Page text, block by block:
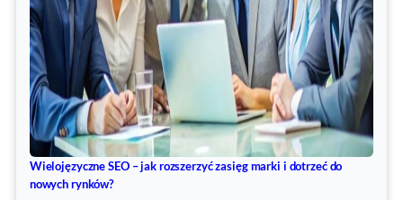
Wielojęzyczne SEO – jak rozszerzyć zasięg marki i dotrzeć do
nowych rynków?